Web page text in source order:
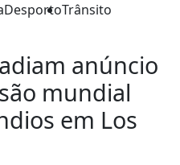
DesportoTrânsito
anúncio
mundial
em Los